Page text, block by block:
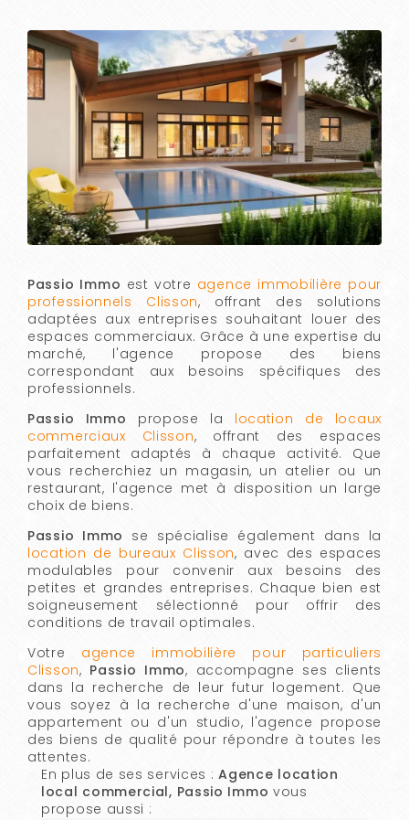
Passio Immo est votre agence immobilière pour
professionnels Clisson, offrant des solutions
adaptées aux entreprises souhaitant louer des
espaces commerciaux. Grâce à une expertise du
marché, l'agence propose des biens
correspondant aux besoins spécifiques des
professionnels.
Passio Immo propose la location de locaux
commerciaux Clisson, offrant des espaces
parfaitement adaptés à chaque activité. Que
vous recherchiez un magasin, un atelier ou un
restaurant, l'agence met à disposition un large
choix de biens.
Passio Immo se spécialise également dans la
location de bureaux Clisson, avec des espaces
modulables pour convenir aux besoins des
petites et grandes entreprises. Chaque bien est
soigneusement sélectionné pour offrir des
conditions de travail optimales.
Votre agence immobilière pour particuliers
Clisson, Passio Immo, accompagne ses clients
dans la recherche de leur futur logement. Que
vous soyez à la recherche d'une maison, d'un
appartement ou d'un studio, l'agence propose
des biens de qualité pour répondre à toutes les
attentes.
En plus de ses services :Agence location
local commercial, Passio Immo vous
propose aussi :